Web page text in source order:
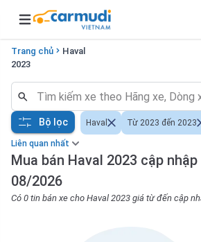
Open main menu
Trang chủ
Haval
2023
Liên quan nhất
Mua bán Haval 2023 cập
08/2026
Có 0 tin bán xe cho Haval 2023 giá từ đến cập
Bộ lọc Haval Từ 2023 đến 2023